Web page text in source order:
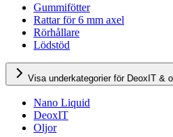
Gummifötter
Rattar för 6 mm axel
Rörhållare
Lödstöd
Visa underkategorier för DeoxIT &
Nano Liquid
DeoxIT
Oljor